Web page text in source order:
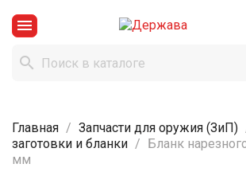


Главная Запчасти для оружия (ЗиП)
заготовки и бланки
Бланк
мм